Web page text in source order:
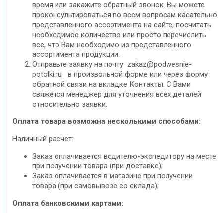
время или закажите обратный звонок. Вы можете
проконсультироваться по всем вопросам касательно
представленного ассортимента на сайте, посчитать
необходимое количество или просто перечислить
все, что Вам необходимо из представленного
ассортимента продукции.
Отправьте заявку на почту zakaz@podwesnie-
potolki.ru в произвольной форме или через форму
обратной связи на вкладке Контакты. С Вами
свяжется менеджер для уточнения всех деталей
относительно заявки.
Оплата товара возможна несколькими способами:
Наличный расчет:
Заказ оплачивается водителю-экспедитору на месте
при получении товара (при доставке);
Заказ оплачивается в магазине при получении
товара (при самовывозе со склада);
Оплата банковскими картами: